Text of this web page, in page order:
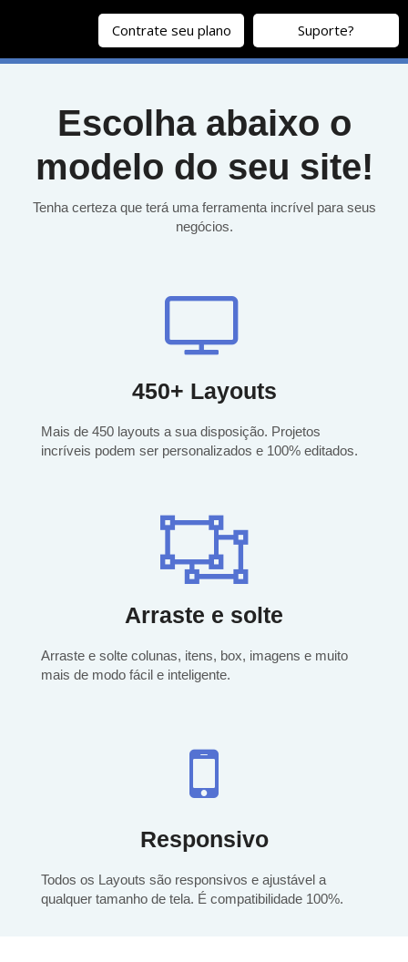
Suporte?
Contrate seu plano
Escolha abaixo o
modelo do seu site!
Tenha certeza que terá uma ferramenta incrível para seus
negócios.
450+ Layouts
Mais de 450 layouts a sua disposição. Projetos
incríveis podem ser personalizados e 100% editados.
Arraste e solte
Arraste e solte colunas, itens, box, imagens e muito
mais de modo fácil e inteligente.
Responsivo
Todos os Layouts são responsivos e ajustável a
qualquer tamanho de tela. É compatibilidade 100%.